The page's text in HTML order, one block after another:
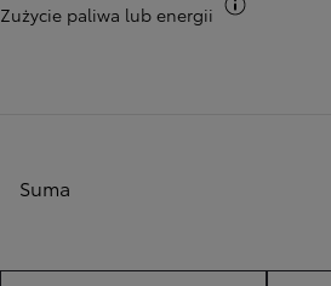
Zużycie paliwa lub energii
Suma